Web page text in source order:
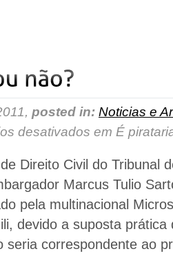
posted in: Noticias e
desativados em É
Civil do Tribunal
Marcus Tulio
pela multinacional
devido a suposta
seria correspondente ao